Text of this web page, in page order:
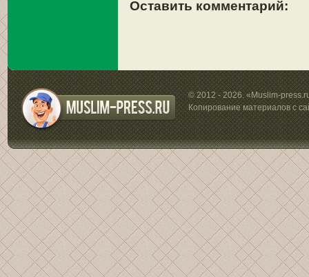
Оставить комментарий:
© 2012 - 2026. «Muslim-
Копирование материалов с